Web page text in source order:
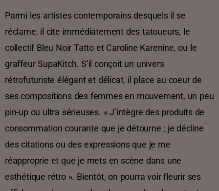
Parmi les artistes contemporains desquels il se
réclame, il cite immédiatement des tatoueurs, le
collectif Bleu Noir Tatto et Caroline Karenine, ou le
graffeur SupaKitch. S’il conçoit un univers
rétrofuturiste élégant et délicat, il place au coeur de
ses compositions des femmes en mouvement, un peu
pin-up ou ultra sérieuses. « J’intègre des produits de
consommation courante que je détourne ; je décline
des citations ou des expressions que je me
réapproprie et que je mets en scène dans une
esthétique rétro ». Bientôt, on pourra voir fleurir ses